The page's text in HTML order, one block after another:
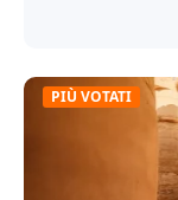
PIÙ VOTATI